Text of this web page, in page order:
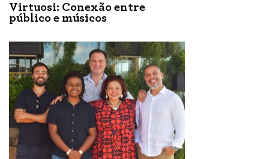
Virtuosi: Conexão entre
público e músicos